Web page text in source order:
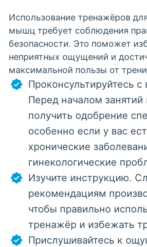
Использование тренажёров
мышц требует соблюдения
безопасности. Это поможет
неприятных ощущений и
максимальной пользы от
Проконсультируйтесь с
Перед началом
получить одобрение
особенно если у вас
хронические
гинекологические
Изучите инструкцию.
рекомендациям
чтобы правильно
тренажёр и избежать
Прислушивайтесь к